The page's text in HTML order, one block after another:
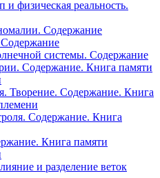
физическая реальность.
Содержание
системы. Содержание
Содержание. Книга памяти
Творение. Содержание. Книга
Содержание. Книга
Книга памяти
и разделение веток